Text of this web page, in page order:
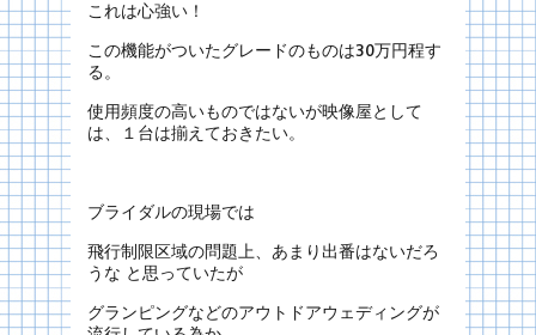
これは心強い！
この機能がついたグレードのものは30万円程す
る。
使用頻度の高いものではないが映像屋として
は、１台は揃えておきたい。
ブライダルの現場では
飛行制限区域の問題上、あまり出番はないだろ
うな と思っていたが
グランピングなどのアウトドアウェディングが